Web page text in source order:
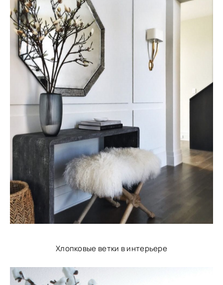
Хлопковые ветки в интерьере